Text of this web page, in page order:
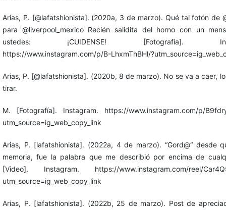
Arias, P. [@lafatshionista]. (2020a, 3 de marzo). Qué tal fotón de
para @liverpool_mexico Recién salidita del horno con un
ustedes: ¡CUIDENSE! [Fotografía].
https://www.instagram.com/p/B-LhxmThBHl/
Arias, P. [@lafatshionista]. (2020b, 8 de marzo). No se va a caer,
tirar.
M. [Fotografía]. Instagram. https://www.instagram.com/p/
utm_source=ig_web_copy_link
Arias, P. [lafatshionista]. (2022a, 4 de marzo). “Gord@“ desde
memoria, fue la palabra que me describió por encima de
[Video]. Instagram. https://www.instagram.com/reel/
utm_source=ig_web_copy_link
Arias, P. [lafatshionista]. (2022b, 25 de marzo). Post de